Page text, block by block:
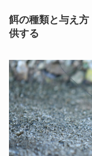
餌の種類と与え
供する